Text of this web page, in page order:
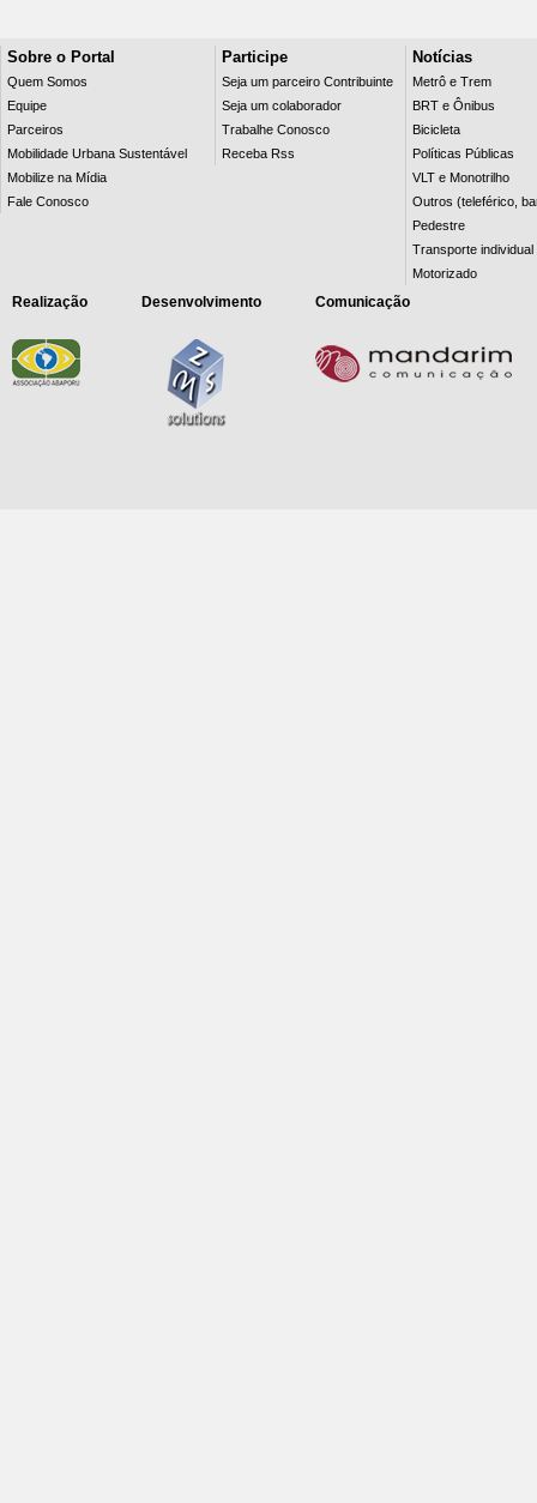
Sobre o Portal
Quem Somos
Equipe
Parceiros
Mobilidade Urbana Sustentável
Mobilize na Mídia
Fale Conosco
Participe
Seja um parceiro Contribuinte
Seja um colaborador
Trabalhe Conosco
Receba Rss
Notícias
Metrô e Trem
BRT e Ônibus
Bicicleta
Políticas Públicas
VLT e Monotrilho
Outros (teleférico,
Pedestre
Transporte individual
Motorizado
Realização Desenvolvimento Comunicação